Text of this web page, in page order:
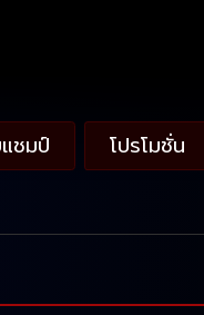
ชมป์ โปรโมชั่น